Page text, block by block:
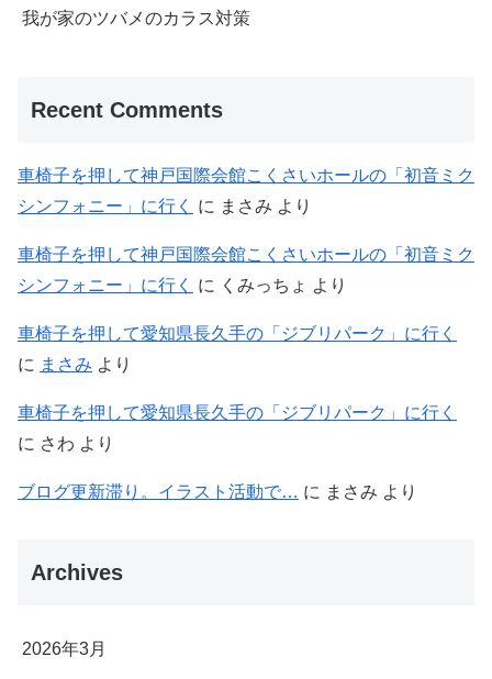
我が家のツバメのカラス対策
Recent Comments
車椅子を押して神戸国際会館こくさいホールの「初音ミク
シンフォニー」に行く
に まさみ より
車椅子を押して神戸国際会館こくさいホールの「初音ミク
シンフォニー」に行く
に くみっちょ より
車椅子を押して愛知県長久手の「ジブリパーク」に行く
に まさみ より
車椅子を押して愛知県長久手の「ジブリパーク」に行く
に さわ より
ブログ更新滞り。イラスト活動で… に まさみ より
Archives
2026年3月